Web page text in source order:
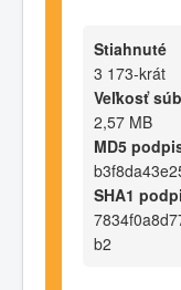
Stiahnuté
3 173-krát
Veľkosť
2,57 MB
MD5
SHA1
b2